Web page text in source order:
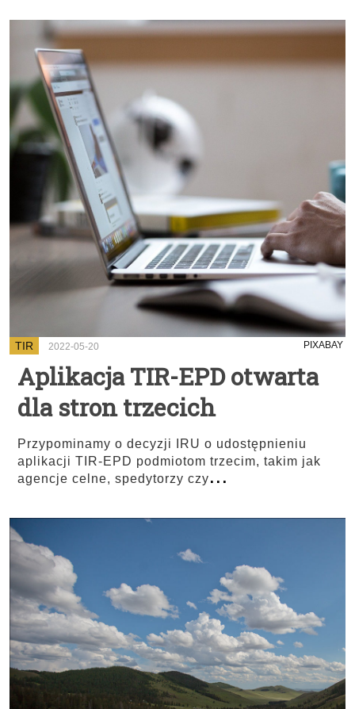
TIR 2022-05-20 PIXABAY
Aplikacja TIR-EPD otwarta
dla stron trzecich
Przypominamy o decyzji IRU o udostępnieniu
aplikacji TIR-EPD podmiotom trzecim, takim jak
agencje celne, spedytorzy czy...